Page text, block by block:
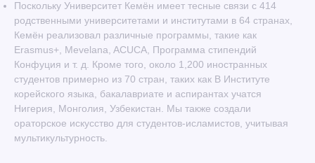
Поскольку Университет Кемён имеет тесные связи с 414
родственными университетами и институтами в 64 странах,
Кемён реализовал различные программы, такие как
Erasmus+, Mevelana, ACUCA, Программа стипендий
Конфуция и т. д. Кроме того, около 1,200 иностранных
студентов примерно из 70 стран, таких как В Институте
корейского языка, бакалавриате и аспирантах учатся
Нигерия, Монголия, Узбекистан. Мы также создали
ораторское искусство для студентов-исламистов, учитывая
мультикультурность.